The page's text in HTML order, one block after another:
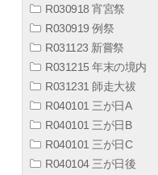
R030918 宵宮祭
R030919 例祭
R031123 新嘗祭
R031215 年末の境内
R031231 師走大祓
R040101 三が日A
R040101 三が日B
R040101 三が日C
R040104 三が日後